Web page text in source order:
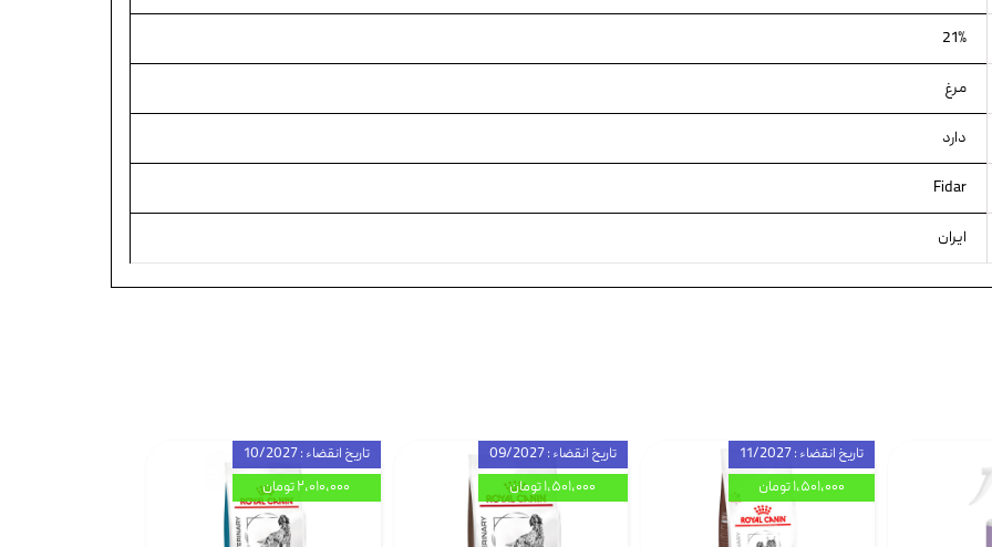
21%
مرغ
دارد
Fidar
ایران
تاریخ انقضاء : 10/2027
۲,۰۱۰,۰۰۰ تومان
تاریخ انقضاء : 09/2027
۱,۵۰۱,۰۰۰ تومان
تاریخ انقضاء : 11/2027
۱,۵۰۱,۰۰۰ تومان